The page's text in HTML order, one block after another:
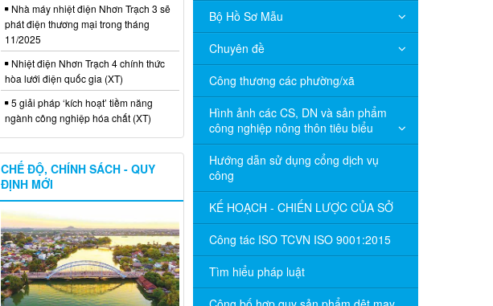
Bộ Hồ Sơ Mẫu
Chuyên đề
Công thương các phường/xã
Hình ảnh các CS, DN và sản phẩm
công nghiệp nông thôn tiêu biểu
Hướng dẫn sử dụng cổng dịch vụ
công
KẾ HOẠCH - CHIẾN LƯỢC CỦA SỞ
Công tác ISO TCVN ISO 9001:2015
Tìm hiểu pháp luật
Nhà máy nhiệt điện Nhơn Trạch 3 sẽ
phát điện thương mại trong tháng
11/2025
Nhiệt điện Nhơn Trạch 4 chính thức
hòa lưới điện quốc gia (XT)
5 giải pháp ‘kích hoạt’ tiềm năng
ngành công nghiệp hóa chất (XT)
CHẾ ĐỘ, CHÍNH SÁCH - QUY
ĐỊNH MỚI